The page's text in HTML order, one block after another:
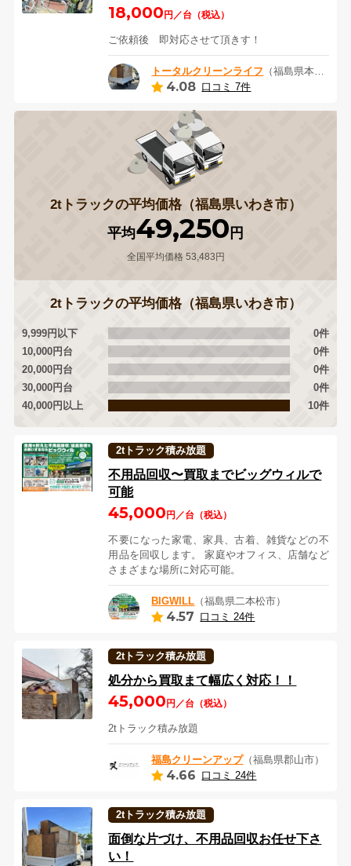
18,000 円／台（税込）
ご依頼後 即対応させて頂きす！
トータルクリーンライフ （福島県本宮市）
4.08 口コミ 7件
2tトラックの平均価格（福島県いわき市）
平均49,250 円
全国平均価格 53,483円
2tトラックの平均価格（福島県いわき市）
9,999円以下
0件
10,000円台
0件
20,000円台
0件
30,000円台
0件
40,000円以上
10件
2tトラック積み放題
不用品回収〜買取までビッグウィルで
可能
45,000 円／台（税込）
不要になった家電、家具、古着、雑貨などの不
用品を回収します。 家庭やオフィス、店舗など
さまざまな場所に対応可能。
BIGWILL （福島県二本松市）
4.57 口コミ 24件
2tトラック積み放題
処分から買取まて幅広く対応！！
45,000 円／台（税込）
2tトラック積み放題
福島クリーンアップ（福島県郡山市）
4.66 口コミ 24件
2tトラック積み放題
面倒な片づけ、不用品回収お任せ下さ
い！